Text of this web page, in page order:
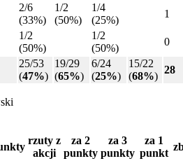
2/6
(33%)
1/2
(50%)
1/4
(25%)
1
1/2
(50%)
1/2
(50%)
0
25/53
(47%)
19/29
(65%)
6/24
(25%)
15/22
(68%)
28
rzuty z
akcji
za 2
punkty
za 3
punkty
za 1
punkt